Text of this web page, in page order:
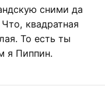
сними да
квадратная
То есть ты
я Пиппин.